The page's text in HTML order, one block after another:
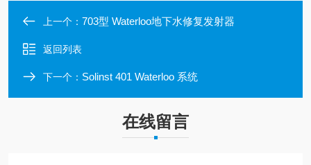
上一个： 703型 Waterloo地下水修复发射器
返回列表
下一个： Solinst 401 Waterloo 系统
在线留言